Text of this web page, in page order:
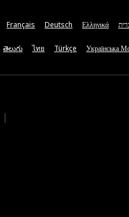
Français Deutsch Ελληνικά
తెలుగు ไทย Türkçe Українська